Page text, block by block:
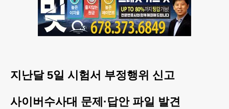
지난달 5일 시험서 부정행위 신고
사이버수사대 문제·답안 파일 발견